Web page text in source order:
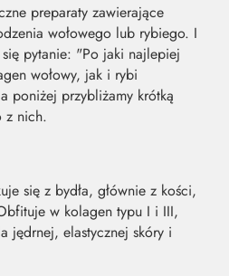
preparaty zawierające
wołowego lub rybiego. I
pytanie: "Po jaki najlepiej
wołowy, jak i rybi
poniżej przybliżamy krótką
z nich.
się z bydła, głównie z kości,
w kolagen typu I i III,
jędrnej, elastycznej skóry i